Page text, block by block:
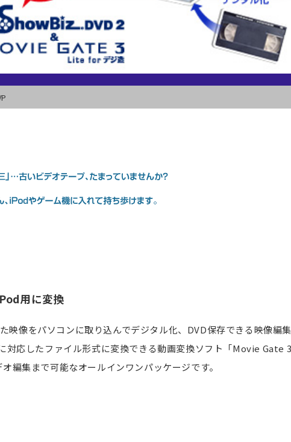
用に変換
映像をパソコンに取り込んでデジタル化、DVD保存できる映像
対応したファイル形式に変換できる動画変換ソフト「Movie
編集まで可能なオールインワンパッケージです。